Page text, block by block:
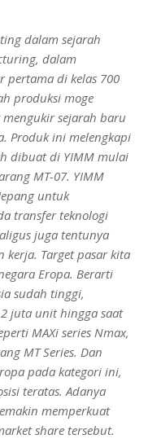
dalam sejarah
dalam
pertama di kelas 700
produksi moge
mengukir sejarah baru
Produk ini melengkapi
dibuat di YIMM mulai
MT-07. YIMM
untuk
transfer teknologi
juga tentunya
kerja. Target pasar kita
Eropa. Berarti
sudah tinggi,
juta unit hingga saat
MAXi series Nmax,
MT Series. Dan
pada kategori ini,
teratas. Adanya
memperkuat
share tersebut.